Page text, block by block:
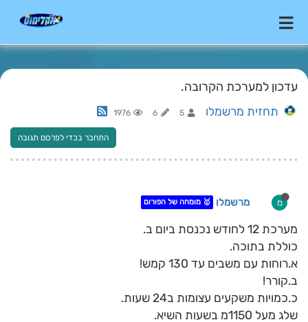
עדכון למערכת הקרובה.
תחזית מרשמלו 5
6
1976
התחבר בכדי לפרסם תגובה
מ מרשמלו 🥇 מומחה של הפורום
מערכת 12 לחודש נכנסת ביום ב.
כוללת בתוכה.
א.רוחות עם משבים עד 130 קמש!
ב.קורר!
כ.כמויות משקעים עצומות ב24 שעות.
שלג מעל 1150מ בשעות השיא.